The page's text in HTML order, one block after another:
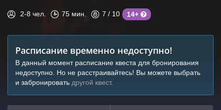
2-8 чел. 75 мин. 7 / 10 14+
Расписание временно недоступно!
В данный момент расписание квеста для бронирования
недоступно. Но не расстраивайтесь! Вы можете выбрать
и забронировать другой квест.